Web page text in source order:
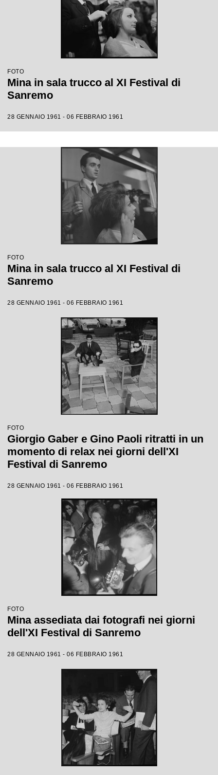
FOTO
Mina in sala trucco al XI Festival di
Sanremo
28 GENNAIO 1961 - 06 FEBBRAIO 1961
FOTO
Mina in sala trucco al XI Festival di
Sanremo
28 GENNAIO 1961 - 06 FEBBRAIO 1961
FOTO
Giorgio Gaber e Gino Paoli ritratti in un
momento di relax nei giorni dell'XI
Festival di Sanremo
28 GENNAIO 1961 - 06 FEBBRAIO 1961
FOTO
Mina assediata dai fotografi nei giorni
dell'XI Festival di Sanremo
28 GENNAIO 1961 - 06 FEBBRAIO 1961